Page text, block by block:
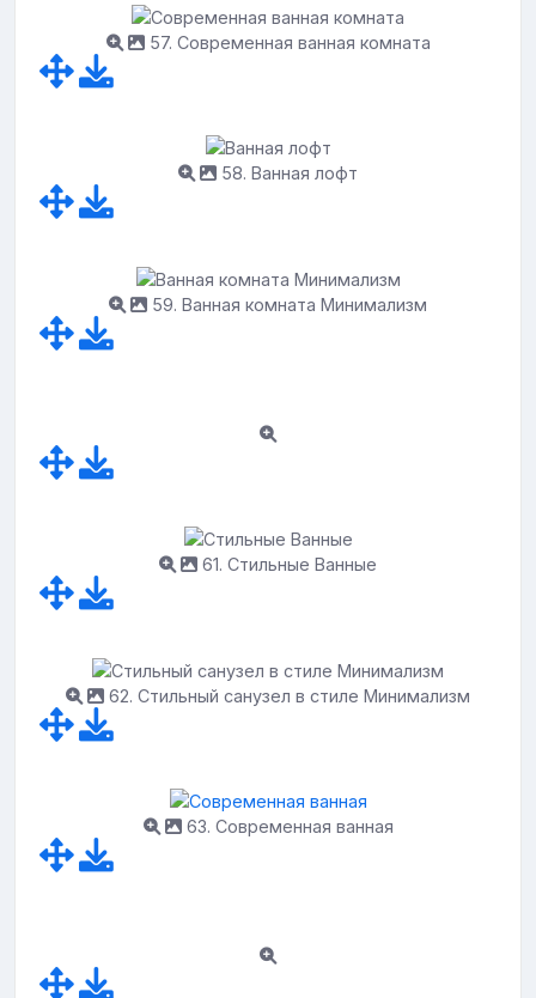
57. Современная ванная комната
58. Ванная лофт
59. Ванная комната Минимализм
61. Стильные Ванные
62. Стильный санузел в стиле Минимализм
63. Современная ванная